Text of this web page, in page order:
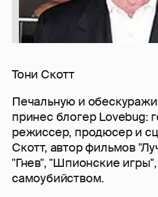
Тони Скотт
Печальную и
принес блогер Lovebug:
режиссер, продюсер и
Скотт, автор фильмов
"Гнев", "Шпионские
самоубийством.